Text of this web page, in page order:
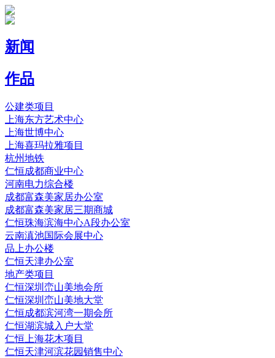
新闻
作品
公建类项目
上海东方艺术中心
上海世博中心
上海喜玛拉雅项目
杭州地铁
仁恒成都商业中心
河南电力综合楼
成都富森美家居办公室
成都富森美家居三期商城
仁恒珠海滨海中心A段办公室
云南滇池国际会展中心
品上办公楼
仁恒天津办公室
地产类项目
仁恒深圳峦山美地会所
仁恒深圳峦山美地大堂
仁恒成都滨河湾一期会所
仁恒湖滨城入户大堂
仁恒上海花木项目
仁恒天津河滨花园销售中心